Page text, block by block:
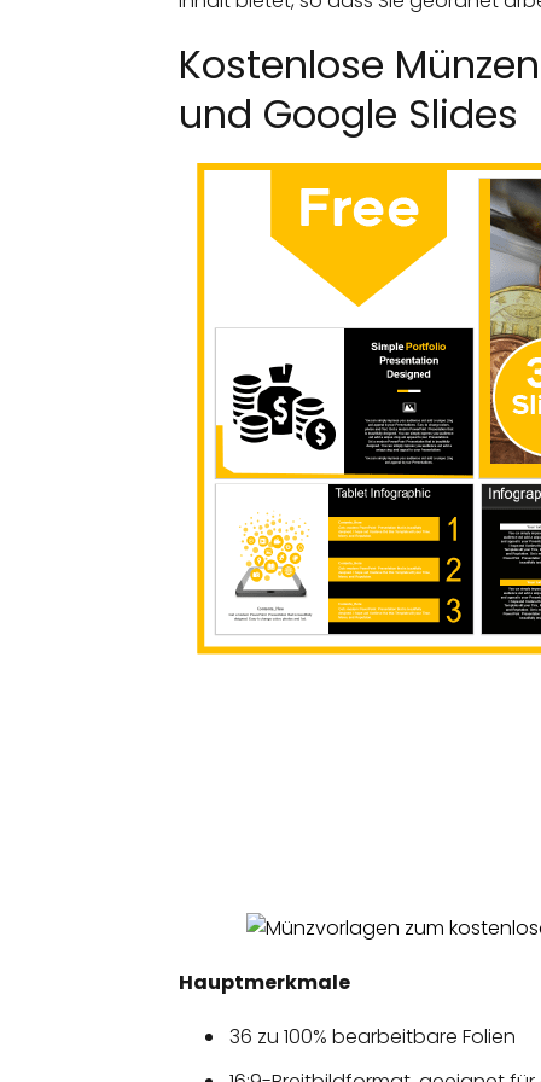
Kostenlose
und Google Slides
Hauptmerkmale
36 zu 100% bearbeitbare Folien